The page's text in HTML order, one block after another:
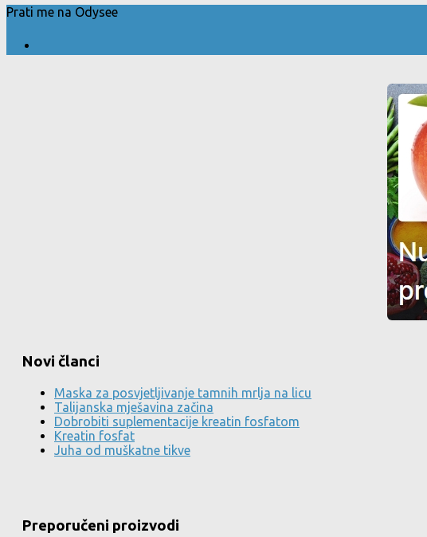
Prati me na Odysee
Novi članci
Maska za posvjetljivanje tamnih mrlja na licu
Talijanska mješavina začina
Dobrobiti suplementacije kreatin fosfatom
Kreatin fosfat
Juha od muškatne tikve
Preporučeni proizvodi